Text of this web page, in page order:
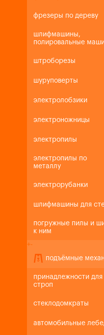
фрезеры по дереву
шлифмашины,
полировальные
штроборезы
шуруповерты
электролобзики
электроножницы
электропилы
электропилы по
металлу
электрорубанки
шлифмашины для
погружные пилы и
к ним
+-
подъёмные
принадлежности для
строп
стеклодомкраты
автомобильные